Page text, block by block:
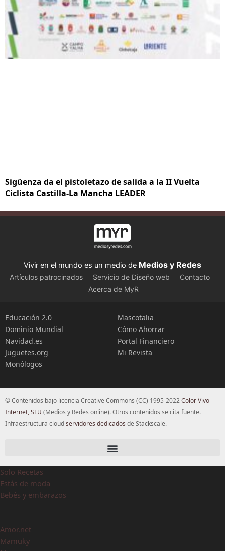
Sigüenza da el pistoletazo de salida a la II Vuelta
Ciclista Castilla-La Mancha LEADER
Vivir en el mundo es un medio de Medios y Redes
Artículos patrocinados Servicio de Diseño web
Contacto
Acerca de MyR
Educación 2.0
Dominio Mundial
Navidad.es
Juguetes.org
Monólogos
Mascotalia
Cómo Ahorrar
Portal Financiero
Mi Revista
© Contenidos bajo licencia Creative Commons (CC) 1995-2022Color Vivo
Internet, SLU (Medios y Redes online). Otros contenidos se cita fuente.
Infraestructura cloudservidores dedicados de Stackscale.
Solo Recetas
Estás de moda
Bebés y embarazos
Amor.net
Mamuky